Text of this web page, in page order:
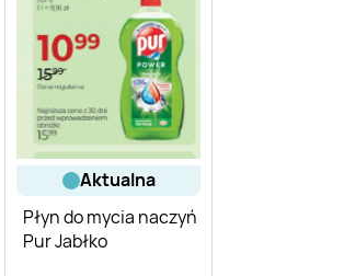
aktualna
Płyn do mycia naczyń
Pur Jabłko